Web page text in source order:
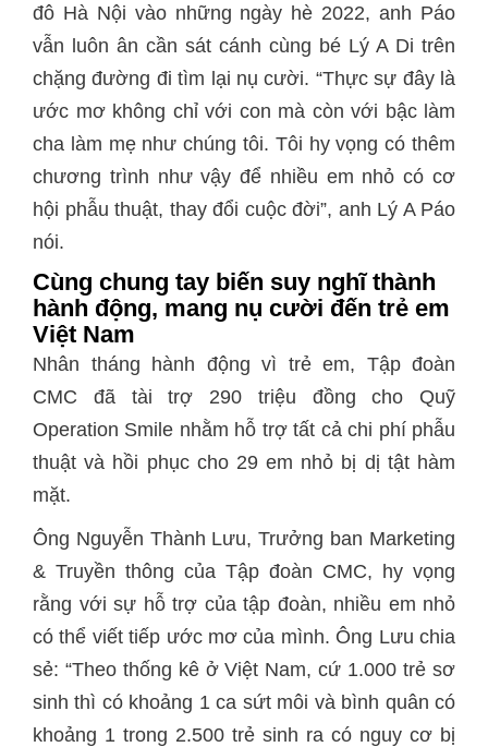
đô Hà Nội vào những ngày hè 2022, anh Páo
vẫn luôn ân cần sát cánh cùng bé Lý A Di trên
chặng đường đi tìm lại nụ cười. “Thực sự đây là
ước mơ không chỉ với con mà còn với bậc làm
cha làm mẹ như chúng tôi. Tôi hy vọng có thêm
chương trình như vậy để nhiều em nhỏ có cơ
hội phẫu thuật, thay đổi cuộc đời”, anh Lý A Páo
nói.
Cùng chung tay biến suy nghĩ thành
hành động, mang nụ cười đến trẻ em
Việt Nam
Nhân tháng hành động vì trẻ em, Tập đoàn
CMC đã tài trợ 290 triệu đồng cho Quỹ
Operation Smile nhằm hỗ trợ tất cả chi phí phẫu
thuật và hồi phục cho 29 em nhỏ bị dị tật hàm
mặt.
Ông Nguyễn Thành Lưu, Trưởng ban Marketing
& Truyền thông của Tập đoàn CMC, hy vọng
rằng với sự hỗ trợ của tập đoàn, nhiều em nhỏ
có thể viết tiếp ước mơ của mình. Ông Lưu chia
sẻ: “Theo thống kê ở Việt Nam, cứ 1.000 trẻ sơ
sinh thì có khoảng 1 ca sứt môi và bình quân có
khoảng 1 trong 2.500 trẻ sinh ra có nguy cơ bị